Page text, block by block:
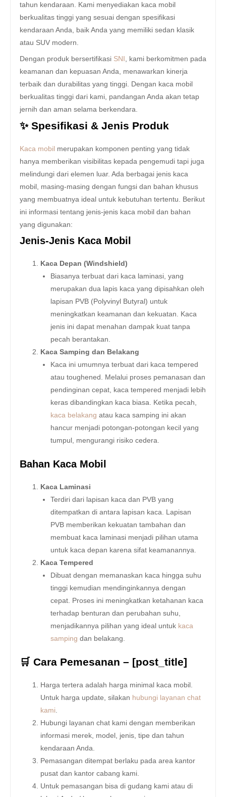
tahun kendaraan. Kami menyediakan kaca mobil
berkualitas tinggi yang sesuai dengan spesifikasi
kendaraan Anda, baik Anda yang memiliki sedan klasik
atau SUV modern.
Dengan produk bersertifikasi SNI
, kami berkomitmen pada
keamanan dan kepuasan Anda, menawarkan kinerja
terbaik dan durabilitas yang tinggi. Dengan kaca mobil
berkualitas tinggi dari kami, pandangan Anda akan tetap
jernih dan aman selama berkendara.
✨ Spesifikasi & Jenis Produk
Kaca mobil merupakan komponen penting yang tidak
hanya memberikan visibilitas kepada pengemudi tapi juga
melindungi dari elemen luar. Ada berbagai jenis kaca
mobil, masing-masing dengan fungsi dan bahan khusus
yang membuatnya ideal untuk kebutuhan tertentu. Berikut
ini informasi tentang jenis-jenis kaca mobil dan bahan
yang digunakan:
Jenis-Jenis Kaca Mobil
Kaca Depan (Windshield)
Biasanya terbuat dari kaca laminasi, yang
merupakan dua lapis kaca yang dipisahkan oleh
lapisan PVB (Polyvinyl Butyral) untuk
meningkatkan keamanan dan kekuatan. Kaca
jenis ini dapat menahan dampak kuat tanpa
pecah berantakan.
Kaca Samping dan Belakang
Kaca ini umumnya terbuat dari kaca tempered
atau toughened. Melalui proses pemanasan dan
pendinginan cepat, kaca tempered menjadi lebih
keras dibandingkan kaca biasa. Ketika pecah,
kaca belakang atau kaca samping ini akan
hancur menjadi potongan-potongan kecil yang
tumpul, mengurangi risiko cedera.
Bahan Kaca Mobil
Kaca Laminasi
Terdiri dari lapisan kaca dan PVB yang
ditempatkan di antara lapisan kaca. Lapisan
PVB memberikan kekuatan tambahan dan
membuat kaca laminasi menjadi pilihan utama
untuk kaca depan karena sifat keamanannya.
Kaca Tempered
Dibuat dengan memanaskan kaca hingga suhu
tinggi kemudian mendinginkannya dengan
cepat. Proses ini meningkatkan ketahanan kaca
terhadap benturan dan perubahan suhu,
menjadikannya pilihan yang ideal untuk kaca
samping dan belakang.
🛒 Cara Pemesanan – [post_title]
Harga tertera adalah harga minimal kaca mobil.
Untuk harga update, silakan hubungi layanan chat
kami
Hubungi layanan chat kami dengan memberikan
informasi merek, model, jenis, tipe dan tahun
kendaraan Anda.
Pemasangan ditempat berlaku pada area kantor
pusat dan kantor cabang kami.
Untuk pemasangan bisa di gudang kami atau di